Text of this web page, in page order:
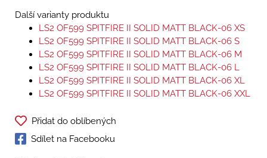
Další varianty produktu
LS2 OF599 SPITFIRE II SOLID MATT BLACK-06 XS
LS2 OF599 SPITFIRE II SOLID MATT BLACK-06 S
LS2 OF599 SPITFIRE II SOLID MATT BLACK-06 M
LS2 OF599 SPITFIRE II SOLID MATT BLACK-06 L
LS2 OF599 SPITFIRE II SOLID MATT BLACK-06 XL
LS2 OF599 SPITFIRE II SOLID MATT BLACK-06 XXL
Přidat do oblíbených
Sdílet na Facebooku